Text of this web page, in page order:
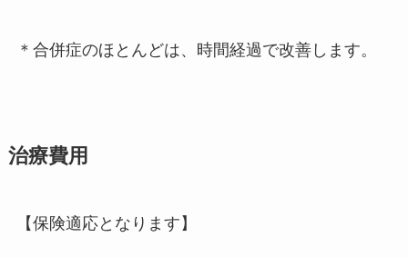
＊合併症のほとんどは、時間経過で改善します。
治療費用
【保険適応となります】